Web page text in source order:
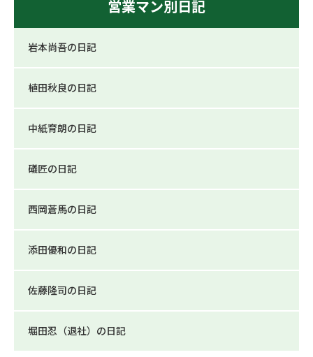
営業マン別日記
岩本尚吾の日記
植田秋良の日記
中紙育朗の日記
礒匠の日記
西岡蒼馬の日記
添田優和の日記
佐藤隆司の日記
堀田忍（退社）の日記